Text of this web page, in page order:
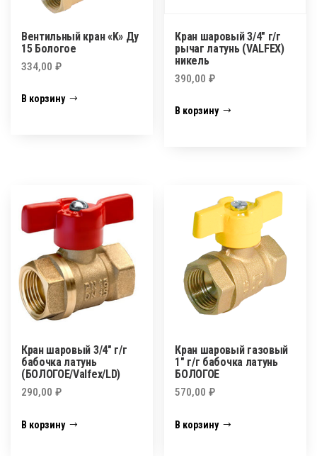
Вентильный кран «K» Ду
15 Бологое
334,00 ₽
В корзину
Кран шаровый 3/4″ г/г
рычаг латунь (VALFEX)
никель
390,00₽
В корзину
Кран шаровый 3/4″ г/г
бабочка латунь
(БОЛОГОЕ/Valfex/LD)
290,00 ₽
В корзину
Кран шаровый газовый
1″ г/г бабочка латунь
БОЛОГОЕ
570,00₽
В корзину